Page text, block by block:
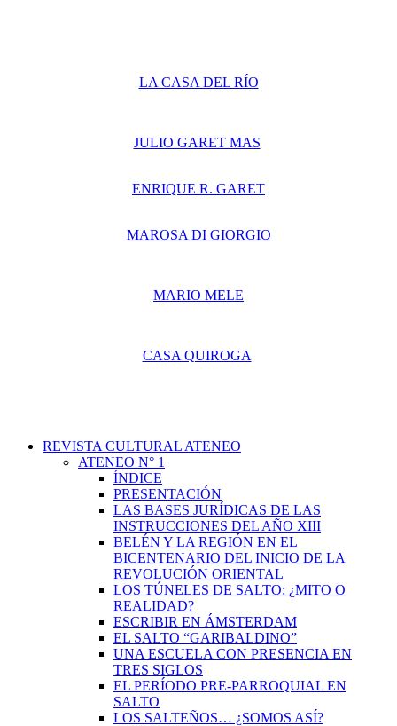
LA CASA DEL RÍO
JULIO GARET MAS
ENRIQUE R. GARET
MAROSA DI GIORGIO
MARIO MELE
CASA QUIROGA
REVISTA CULTURAL ATENEO
ATENEO N° 1
ÍNDICE
PRESENTACIÓN
LAS BASES JURÍDICAS DE LAS
INSTRUCCIONES DEL AÑO XIII
BELÉN Y LA REGIÓN EN EL
BICENTENARIO DEL INICIO DE LA
REVOLUCIÓN ORIENTAL
LOS TÚNELES DE SALTO: ¿MITO O
REALIDAD?
ESCRIBIR EN ÁMSTERDAM
EL SALTO “GARIBALDINO”
UNA ESCUELA CON PRESENCIA EN
TRES SIGLOS
EL PERÍODO PRE-PARROQUIAL EN
SALTO
LOS SALTEÑOS… ¿SOMOS ASÍ?